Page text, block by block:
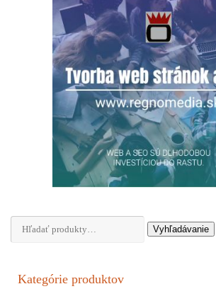
Hľadať: Vyhľadávanie
Kategórie produktov